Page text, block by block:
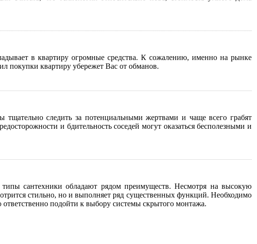
в квартиру огромные средства. К сожалению, именно на рынке
покупки квартиру убережет Вас от обманов.
следить за потенциальными жертвами и чаще всего грабят
и бдительность соседей могут оказаться бесполезными и
сантехники обладают рядом преимуществ. Несмотря на высокую
стильно, но и выполняет ряд существенных функций. Необходимо
подойти к выбору системы скрытого монтажа.